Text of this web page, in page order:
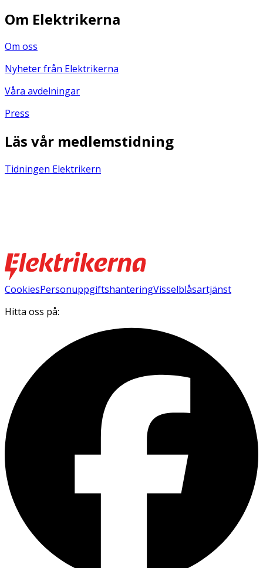
Om Elektrikerna
Om oss
Nyheter från Elektrikerna
Våra avdelningar
Press
Läs vår medlemstidning
Tidningen Elektrikern
CookiesPersonuppgiftshanteringVisselblåsartjänst
Hitta oss på: